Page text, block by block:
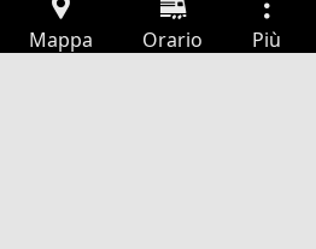
Mappa Orario Più